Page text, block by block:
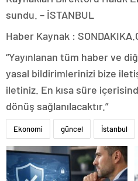
sundu. – İSTANBUL
Haber Kaynak :
“Yayınlanan tüm haber ve
yasal bildirimlerinizi bize
iletiniz. En kısa süre
dönüş sağlanılacaktır.”
Ekonomi güncel İstanbul